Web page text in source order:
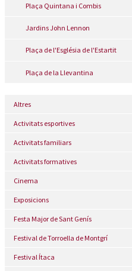
Plaça Quintana i Combis
Jardins John Lennon
Plaça de l'Església de l'Estartit
Plaça de la Llevantina
Altres
Activitats esportives
Activitats familiars
Activitats formatives
Cinema
Exposicions
Festa Major de Sant Genís
Festival de Torroella de Montgrí
Festival Ítaca